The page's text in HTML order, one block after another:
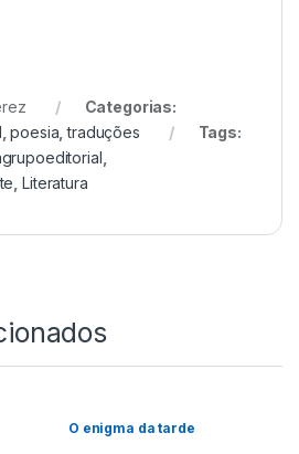
Categorias:
,poesia ,traduções
Tags:
,Literatura
O enigma da tarde